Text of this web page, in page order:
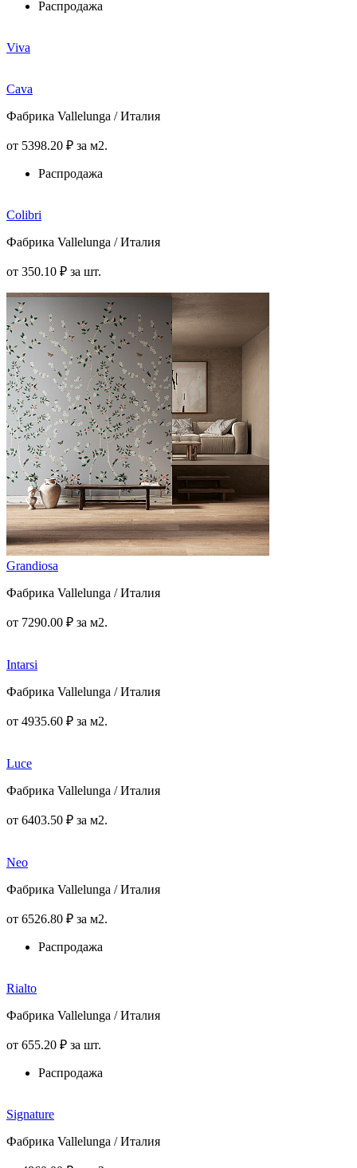
Распродажа
Viva
Cava
Фабрика Vallelunga / Италия
от 5398.20 ₽ за м2.
Распродажа
Colibri
Фабрика Vallelunga / Италия
от 350.10 ₽ за шт.
Grandiosa
Фабрика Vallelunga / Италия
от 7290.00 ₽ за м2.
Intarsi
Фабрика Vallelunga / Италия
от 4935.60 ₽ за м2.
Luce
Фабрика Vallelunga / Италия
от 6403.50 ₽ за м2.
Neo
Фабрика Vallelunga / Италия
от 6526.80 ₽ за м2.
Распродажа
Rialto
Фабрика Vallelunga / Италия
от 655.20 ₽ за шт.
Распродажа
Signature
Фабрика Vallelunga / Италия